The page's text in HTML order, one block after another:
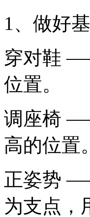
1、做好
穿对鞋
位置。
调座椅
高的位置。
正姿势
为支点，